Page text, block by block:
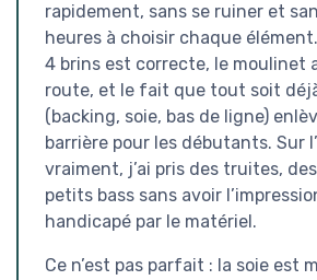
rapidement, sans se ruiner et
heures à choisir chaque
4 brins est correcte, le moulinet
route, et le fait que tout soit
(backing, soie, bas de ligne)
barrière pour les débutants. Sur
vraiment, j’ai pris des truites,
petits bass sans avoir
handicapé par le matériel.
Ce n’est pas parfait : la soie est